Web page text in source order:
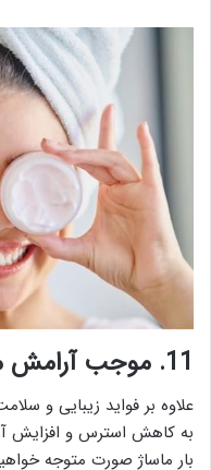
11. موجب آرامش می‌شود
علاوه بر فواید زیبایی و
به کاهش استرس و افزایش
بار ماساژ صورت متوجه